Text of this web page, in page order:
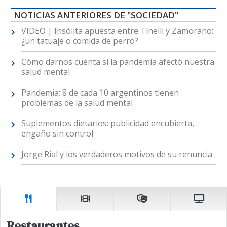
NOTICIAS ANTERIORES DE "SOCIEDAD"
VIDEO | Insólita apuesta entre Tinelli y Zamorano:
¿un tatuaje o comida de perro?
Cómo darnos cuenta si la pandemia afectó nuestra
salud mental
Pandemia: 8 de cada 10 argentinos tienen
problemas de la salud mental
Suplementos dietarios: publicidad encubierta,
engaño sin control
Jorge Rial y los verdaderos motivos de su renuncia